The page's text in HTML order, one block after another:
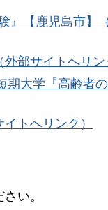
』【鹿児島市】
部サイトへリン
期大学『高齢者
トへリンク）
い。